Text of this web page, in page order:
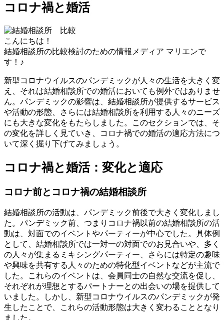
コロナ禍と婚活
こんにちは！
結婚相談所の比較検討のための情報メディア マリエンで
す！♪
新型コロナウイルスのパンデミックが人々の生活を大きく変
え、それは結婚相談所での婚活においても例外ではありませ
ん。パンデミックの影響は、結婚相談所が提供するサービス
や活動の形態、さらには結婚相談所を利用する人々のニーズ
にも大きな変化をもたらしました。このセクションでは、そ
の変化を詳しく見ていき、コロナ禍での婚活の適応方法につ
いて深く掘り下げてみましょう。
コロナ禍と婚活：変化と適応
コロナ前とコロナ禍の結婚相談所
結婚相談所の活動は、パンデミック前後で大きく変化しまし
た。パンデミック前、つまりコロナ禍以前の結婚相談所の活
動は、対面でのイベントやパーティーが中心でした。具体例
として、結婚相談所では一対一の対面でのお見合いや、多く
の人々が集まるミキシングパーティー、さらには特定の趣味
や興味を共有する人々のための特化型イベントなどが主流で
した。これらのイベントは、会員同士の自然な交流を促し、
それぞれが理想とするパートナーとの出会いの場を提供して
いました。しかし、新型コロナウイルスのパンデミックが発
生したことで、これらの活動形態は大きく変わることとなり
ました。